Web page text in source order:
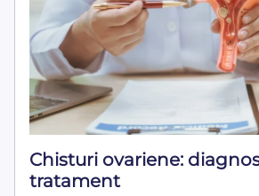
Chisturi ovariene:
tratament